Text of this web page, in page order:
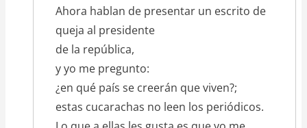
Ahora hablan de presentar un escrito de
queja al presidente
de la república,
y yo me pregunto:
¿en qué país se creerán que viven?;
estas cucarachas no leen los periódicos.